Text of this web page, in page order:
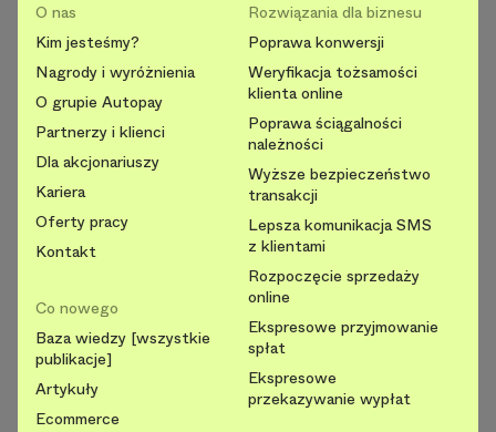
O nas
Kim jesteśmy?
Nagrody i wyróżnienia
O grupie Autopay
Partnerzy i klienci
Dla akcjonariuszy
Kariera
Oferty pracy
Kontakt
Co nowego
Baza wiedzy [wszystkie
publikacje]
Artykuły
Ecommerce
Rozwiązania dla biznesu
Poprawa konwersji
Weryfikacja tożsamości
klienta online
Poprawa ściągalności
należności
Wyższe bezpieczeństwo
transakcji
Lepsza komunikacja SMS
z klientami
Rozpoczęcie sprzedaży
online
Ekspresowe przyjmowanie
spłat
Ekspresowe
przekazywanie wypłat